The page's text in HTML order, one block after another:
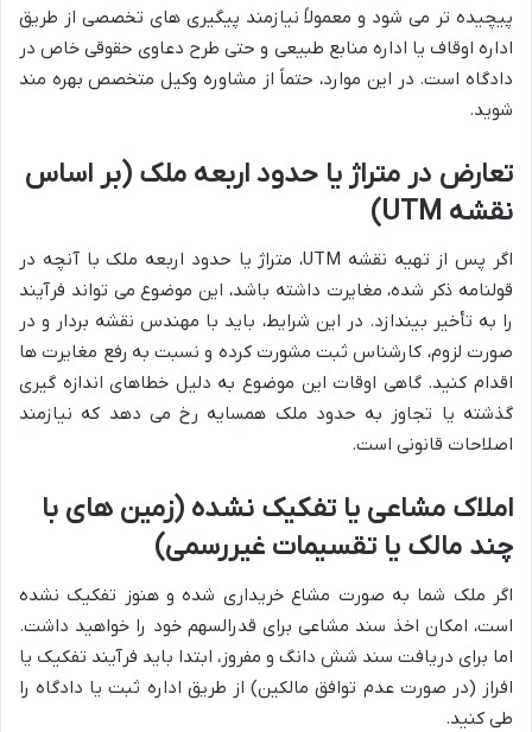
پیچیده تر می شود و معمولاً نیازمند پیگیری های تخصصی از طریق
اداره اوقاف یا اداره منابع طبیعی و حتی طرح دعاوی حقوقی خاص در
دادگاه است. در این موارد، حتماً از مشاوره وکیل متخصص بهره مند
شوید.
تعارض در متراژ یا حدود اربعه ملک (بر اساس
نقشه UTM)
اگر پس از تهیه نقشه UTM، متراژ یا حدود اربعه ملک با آنچه در
قولنامه ذکر شده، مغایرت داشته باشد، این موضوع می تواند فرآیند
را به تأخیر بیندازد. در این شرایط، باید با مهندس نقشه بردار و در
صورت لزوم، کارشناس ثبت مشورت کرده و نسبت به رفع مغایرت ها
اقدام کنید. گاهی اوقات این موضوع به دلیل خطاهای اندازه گیری
گذشته یا تجاوز به حدود ملک همسایه رخ می دهد که نیازمند
اصلاحات قانونی است.
املاک مشاعی یا تفکیک نشده (زمین های با
چند مالک یا تقسیمات غیررسمی)
اگر ملک شما به صورت مشاع خریداری شده و هنوز تفکیک نشده
است، امکان اخذ سند مشاعی برای قدرالسهم خود را خواهید داشت.
اما برای دریافت سند شش دانگ و مفروز، ابتدا باید فرآیند تفکیک یا
افراز (در صورت عدم توافق مالکین) از طریق اداره ثبت یا دادگاه را
طی کنید.